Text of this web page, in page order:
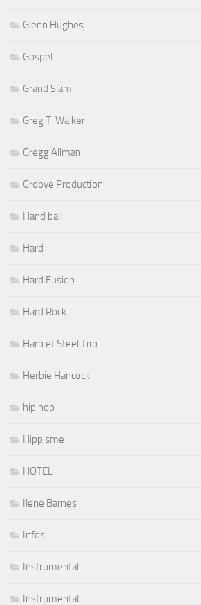
Glenn Hughes
Gospel
Grand Slam
Greg T. Walker
Gregg Allman
Groove Production
Hand ball
Hard
Hard Fusion
Hard Rock
Harp et Steel Trio
Herbie Hancock
hip hop
Hippisme
HOTEL
Ilene Barnes
Infos
Instrumental
Instrumental